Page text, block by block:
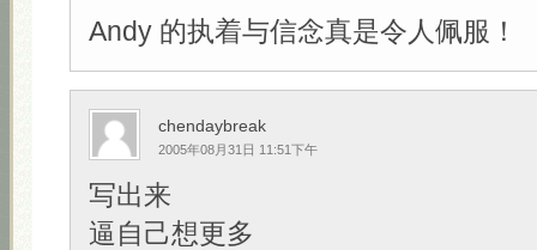
Andy 的执着与信念真是令人佩服！
chendaybreak
2005年08月31日 11:51下午
写出来
逼自己想更多